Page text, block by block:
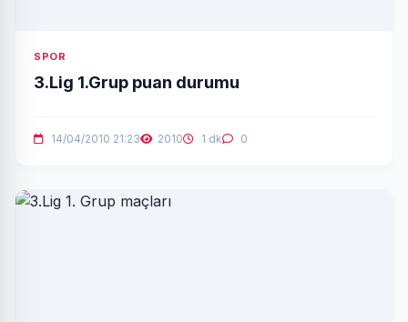
SPOR
3.Lig 1.Grup puan durumu
14/04/2010 21:23 2010 1 dk 0